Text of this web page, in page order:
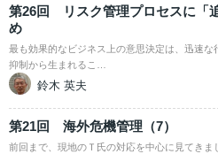
第26回 リスク管理プロセスに「
め
最も効果的なビジネス上の意思決定は、迅速な
抑制から生まれるこ…
鈴木 英夫
第21回 海外危機管理（7）
前回まで、現地のＴ氏の対応を中心に見てきま